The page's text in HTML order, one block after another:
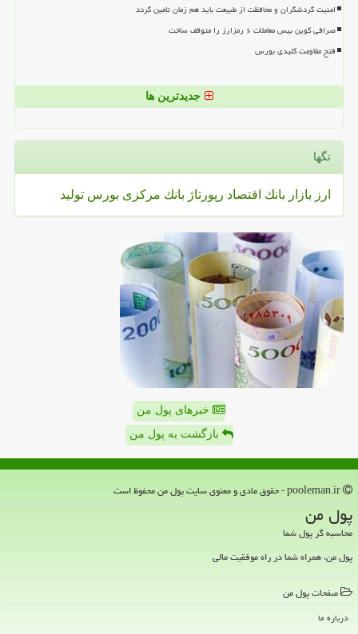
امنیت گردشگران و محافظت از طبیعت باید هم زمان تامین گردد
صرافی کوین بیس معاملات ۶ رمزارز را متوقف ساخت
فتح مقاومت کلیدی بورس
جدیدترین ها
تگها
ارز بازار بانك اقتصاد رپورتاژ بانك مركزی بورس تولید
خبرهای پول من
بازگشت به پول من
پول من
محاسبه گر پول شما
پول من، همراه شما در راه موفقیت مالی
صفحات پول من
درباره ما